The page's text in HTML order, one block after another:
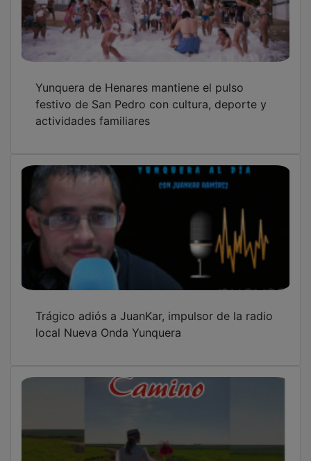
Yunquera de Henares mantiene el pulso
festivo de San Pedro con cultura, deporte y
actividades familiares
Trágico adiós a JuanKar, impulsor de la radio
local Nueva Onda Yunquera